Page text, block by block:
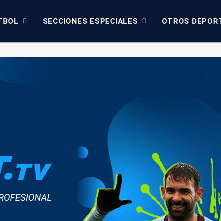
SECCIONES ESPECIALES OTROS